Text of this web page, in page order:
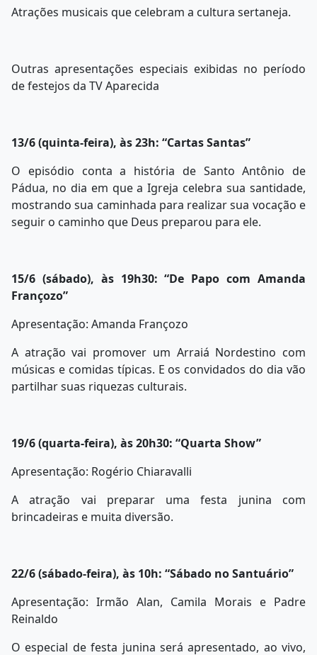
Atrações musicais que celebram a cultura sertaneja.
Outras apresentações especiais exibidas no período
de festejos da TV Aparecida
13/6 (quinta-feira), às 23h: “Cartas Santas”
O episódio conta a história de Santo Antônio de
Pádua, no dia em que a Igreja celebra sua santidade,
mostrando sua caminhada para realizar sua vocação e
seguir o caminho que Deus preparou para ele.
15/6 (sábado), às 19h30: “De Papo com Amanda
Françozo”
Apresentação: Amanda Françozo
A atração vai promover um Arraiá Nordestino com
músicas e comidas típicas. E os convidados do dia vão
partilhar suas riquezas culturais.
19/6 (quarta-feira), às 20h30: “Quarta Show”
Apresentação: Rogério Chiaravalli
A atração vai preparar uma festa junina com
brincadeiras e muita diversão.
22/6 (sábado-feira), às 10h: “Sábado no Santuário”
Apresentação: Irmão Alan, Camila Morais e Padre
Reinaldo
O especial de festa junina será apresentado, ao vivo,